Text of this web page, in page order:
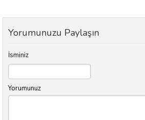
Yorumunuzu Paylaşın
İsminiz
Yorumunuz